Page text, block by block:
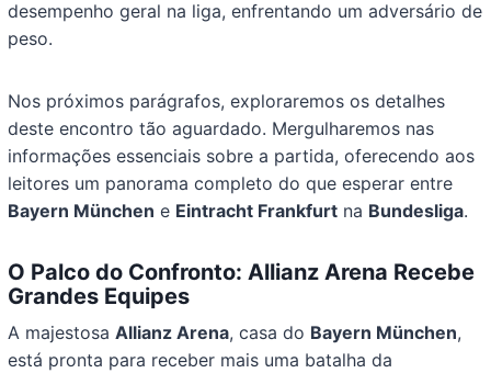
desempenho geral na liga, enfrentando um adversário de
peso.
Nos próximos parágrafos, exploraremos os detalhes
deste encontro tão aguardado. Mergulharemos nas
informações essenciais sobre a partida, oferecendo aos
leitores um panorama completo do que esperar entre
Bayern München e Eintracht Frankfurt na Bundesliga.
O Palco do Confronto: Allianz Arena Recebe
Grandes Equipes
A majestosaAllianz Arena, casa do Bayern München,
está pronta para receber mais uma batalha da